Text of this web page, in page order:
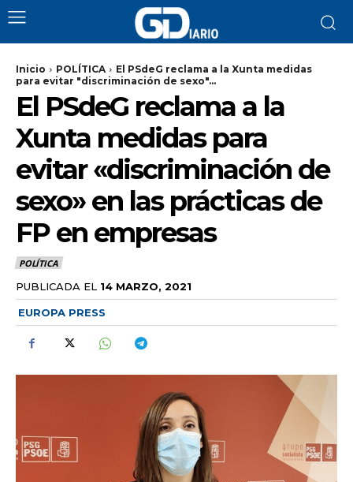
Inicio POLÍTICA
El PSdeG reclama a la Xunta medidas
para evitar "discriminación de sexo"...
El PSdeG reclama a la
Xunta medidas para
evitar «discriminación de
sexo» en las prácticas de
FP en empresas
POLÍTICA
PUBLICADA EL 14 MARZO, 2021
EUROPA PRESS